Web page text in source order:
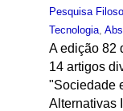
Pesquisa
Tecnologia,
A edição 82
14 artigos
"Sociedade
Alternativas